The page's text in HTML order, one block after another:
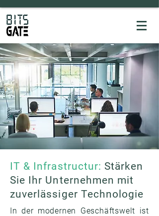
IT & Infrastructur: Stärken
Sie Ihr Unternehmen mit
zuverlässiger Technologie
In der modernen Geschäftswelt ist